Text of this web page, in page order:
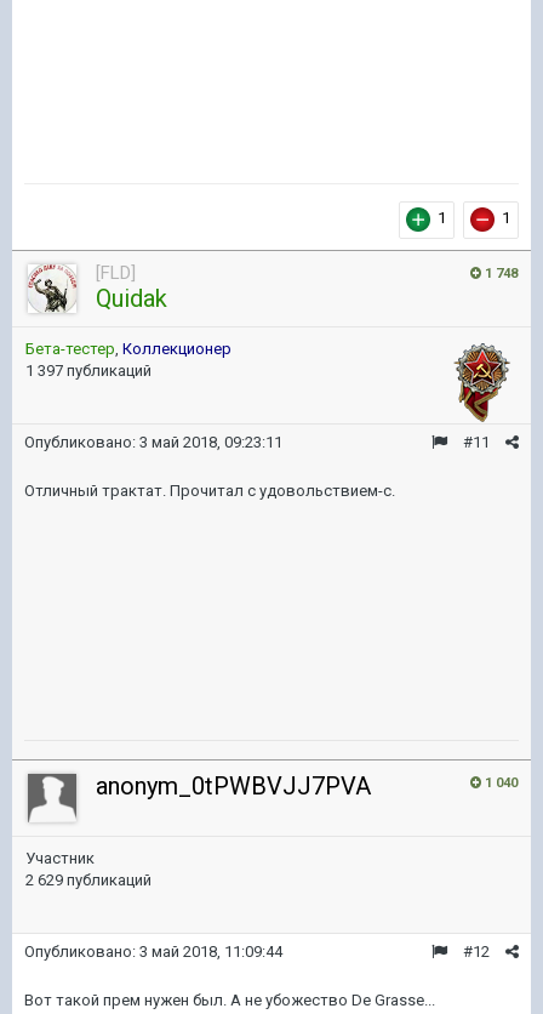
1 1
1 748
[FLD]
Quidak
Бета-тестер Коллекционер
1 397 публикаций
#11
Опубликовано: 3 май 2018, 09:23:11
Отличный трактат. Прочитал с удовольствием-с.
1 040
anonym_0tPWBVJJ7PVA
Участник
2 629 публикаций
#12
Опубликовано: 3 май 2018, 11:09:44
Вот такой прем нужен был. А не убожество De Grasse...